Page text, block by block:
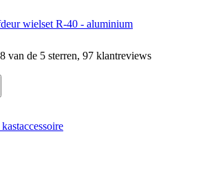
wielset R-40 - aluminium
van de 5 sterren, 97 klantreviews